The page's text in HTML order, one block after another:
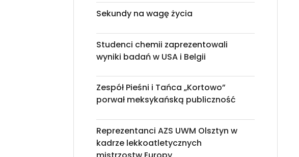
Sekundy na wagę życia
Studenci chemii zaprezentowali
wyniki badań w USA i Belgii
Zespół Pieśni i Tańca „Kortowo”
porwał meksykańską publiczność
Reprezentanci AZS UWM Olsztyn w
kadrze lekkoatletycznych